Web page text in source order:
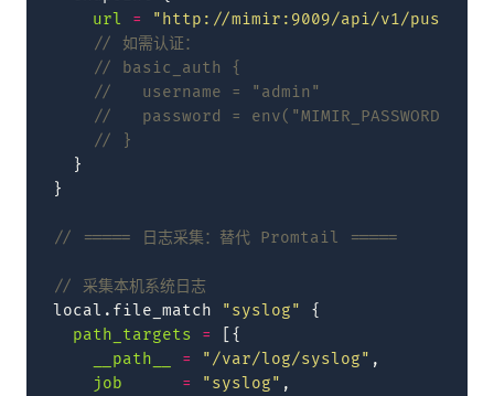
url
=
"http://mimir:9009/api/v1/push"
    // 如需认证：
    // basic_auth {
    //   username = "admin"
    //   password = env("MIMIR_PASSWORD")
    // }
}
}
// ===== 日志采集：替代 Promtail =====
// 采集本机系统日志
local.file_match
"syslog"
{
path_targets
=
[{
__path__
= "/var/log/syslog" ,
job
= "syslog" ,